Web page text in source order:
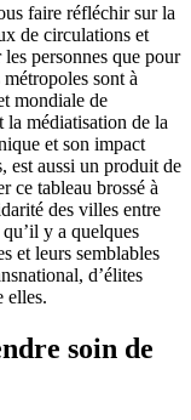
faire réfléchir sur la
de circulations et
personnes que pour
sont à
mondiale de
la médiatisation de la
et son impact
est aussi un produit de
ce tableau brossé à
des villes entre
y a quelques
et leurs semblables
d’élites
elles.
soin de